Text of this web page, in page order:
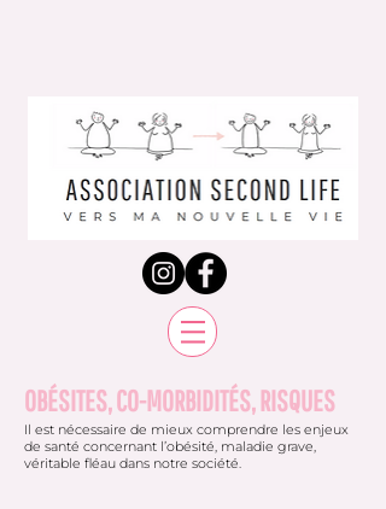
OBÉSITES, CO-MORBIDITÉS, RISQUES
Il est nécessaire de mieux comprendre les enjeux
de santé concernant l’obésité, maladie grave,
véritable fléau dans notre société.